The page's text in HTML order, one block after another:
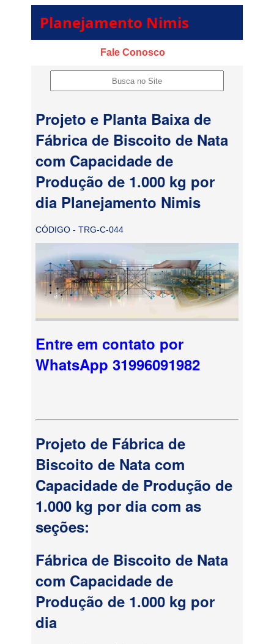
Planejamento Nimis
Fale Conosco
Projeto e Planta Baixa de
Fábrica de Biscoito de Nata
com Capacidade de
Produção de 1.000 kg por
dia Planejamento Nimis
CÓDIGO - TRG-C-044
Entre em contato por
WhatsApp 31996091982
Projeto de Fábrica de
Biscoito de Nata com
Capacidade de Produção de
1.000 kg por dia com as
seções:
Fábrica de Biscoito de Nata
com Capacidade de
Produção de 1.000 kg por
dia